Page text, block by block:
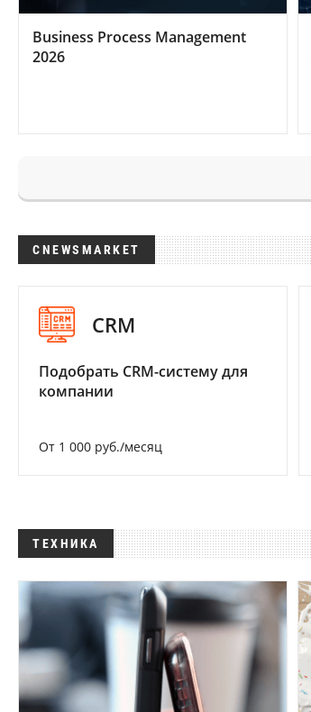
Business Process Management
2026
CNEWSMARKET
CRM
Подобрать CRM-систему для
компании
От 1 000 руб./месяц
ТЕХНИКА